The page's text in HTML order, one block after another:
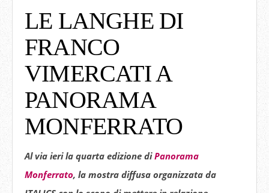
LE LANGHE DI
FRANCO
VIMERCATI A
PANORAMA
MONFERRATO
Al via ieri la quarta edizione diPanorama
Monferrato, la mostra diffusa organizzata da